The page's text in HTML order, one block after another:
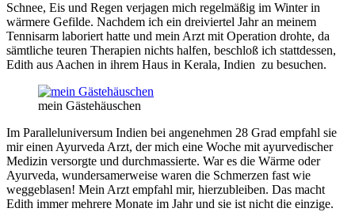
Schnee, Eis und Regen verjagen mich regelmäßig im Winter in
wärmere Gefilde. Nachdem ich ein dreiviertel Jahr an meinem
Tennisarm laboriert hatte und mein Arzt mit Operation drohte, da
sämtliche teuren Therapien nichts halfen, beschloß ich stattdessen,
Edith aus Aachen in ihrem Haus in Kerala, Indien zu besuchen.
mein Gästehäuschen
Im Paralleluniversum Indien bei angenehmen 28 Grad empfahl sie
mir einen Ayurveda Arzt, der mich eine Woche mit ayurvedischer
Medizin versorgte und durchmassierte. War es die Wärme oder
Ayurveda, wundersamerweise waren die Schmerzen fast wie
weggeblasen! Mein Arzt empfahl mir, hierzubleiben. Das macht
Edith immer mehrere Monate im Jahr und sie ist nicht die einzige.